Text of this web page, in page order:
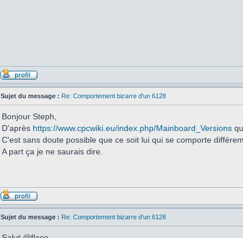
Sujet du message : Re: Comportement bizarre d'un 6128
Bonjour Steph,
D'après https://www.cpcwiki.eu/index.php/Mainboard_Versions
C'est sans doute possible que ce soit lui qui se comporte
A part ça je ne saurais dire.
Sujet du message : Re: Comportement bizarre d'un 6128